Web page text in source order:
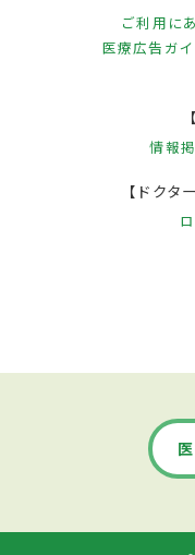
ご利用に
医療広告ガ
情報
【ドクタ